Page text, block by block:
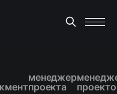
менеджер
проекта